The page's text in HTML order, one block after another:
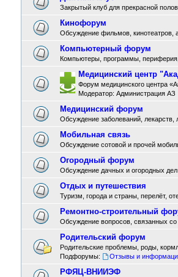
Закрытый клуб для прекрасной
Кинофорум
Обсуждение фильмов, кинотеатров,
Компьютерный форум
Компьютеры, программы,
Медицинский центр
Форум медицинского центра
Модератор: Администрация АЗ
Медицинский форум
Обсуждение заболеваний,
Мобильная связь
Обсуждение сотовой и прочей
Огородный форум
Обсуждение дачных и огородных дел
Отдых и путешествия
Туризм, города и страны, перелёт,
Ремонтно-строительный
Обсуждение вопросов, связанных
Родительский форум
Родительские проблемы, роды,
Подфорумы:
Отзывы и
РФЯЦ-ВНИИЭФ